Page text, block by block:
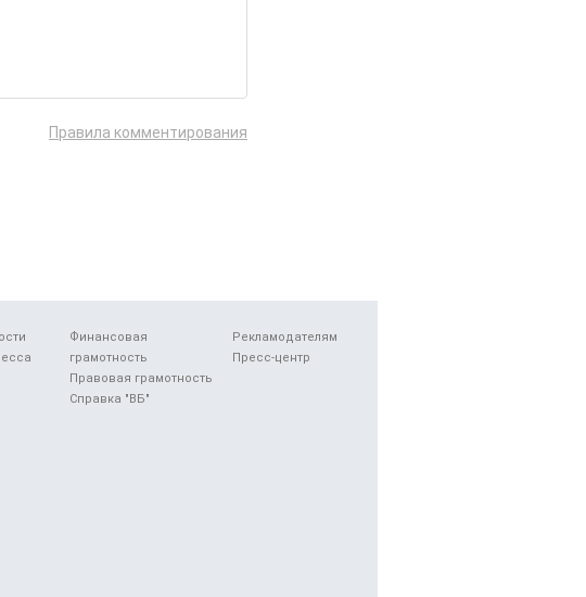
Правила комментирования
Финансовая
грамотность
Правовая грамотность
Справка "ВБ"
Рекламодателям
Пресс-центр